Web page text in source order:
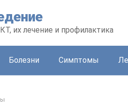
их лечение и профилактика
Болезни Симптомы